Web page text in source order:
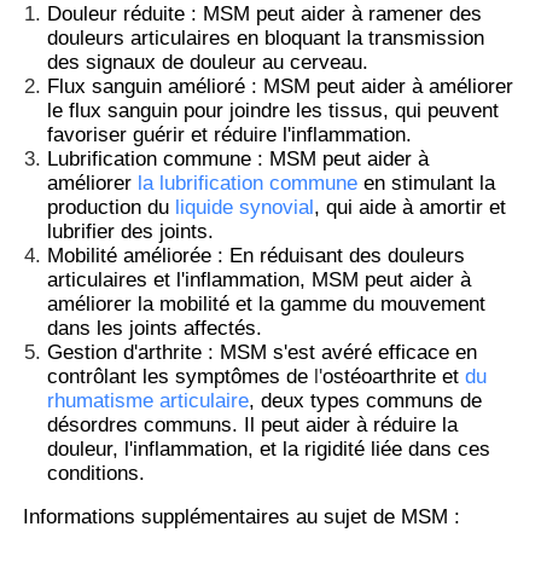
À la maison
Produits
Douleur réduite : MSM peut aider à ramener des
douleurs articulaires en bloquant la transmission
des signaux de douleur au cerveau.
Flux sanguin amélioré : MSM peut aider à améliorer
le flux sanguin pour joindre les tissus, qui peuvent
favoriser guérir et réduire l'inflammation.
Lubrification commune : MSM peut aider à
améliorer la lubrification commune en stimulant la
production du liquide synovial, qui aide à amortir et
lubrifier des joints.
Mobilité améliorée : En réduisant des douleurs
articulaires et l'inflammation, MSM peut aider à
améliorer la mobilité et la gamme du mouvement
dans les joints affectés.
Gestion d'arthrite : MSM s'est avéré efficace en
contrôlant les symptômes de l'ostéoarthrite etdu
rhumatisme articulaire, deux types communs de
désordres communs. Il peut aider à réduire la
douleur, l'inflammation, et la rigidité liée dans ces
conditions.
Informations supplémentaires au sujet de MSM :